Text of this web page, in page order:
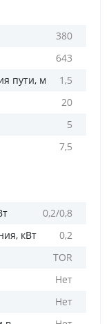
380
643
пути, м
1,5
20
5
7,5
0,2/0,8
кВт
0,2
TOR
Нет
Нет